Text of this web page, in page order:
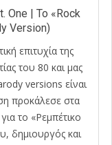
One | Το «Rock
Version)
επιτυχία της
του 80 και μας
versions είναι
προκάλεσε στα
το «Ρεμπέτικο
δημιουργός και